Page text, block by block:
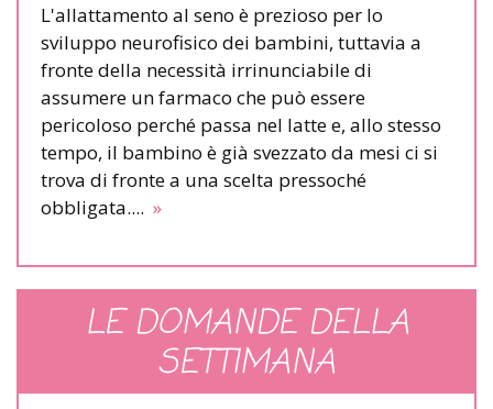
L'allattamento al seno è prezioso per lo
sviluppo neurofisico dei bambini, tuttavia a
fronte della necessità irrinunciabile di
assumere un farmaco che può essere
pericoloso perché passa nel latte e, allo stesso
tempo, il bambino è già svezzato da mesi ci si
trova di fronte a una scelta pressoché
obbligata.... »
LE DOMANDE DELLA
SETTIMANA